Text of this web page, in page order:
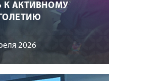
К АКТИВНОМУ
2026